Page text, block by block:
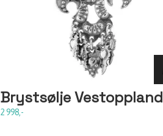
Brystsølje Vestoppland
2 998,-